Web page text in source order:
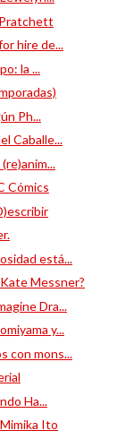
hire de...
la ...
Ph...
Caballe...
Cómics
está...
Messner?
Dra...
y...
con mons...
Ha...
Ito